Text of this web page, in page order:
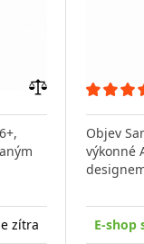
porovnání
zítra
Objev
výkonné
E-shop